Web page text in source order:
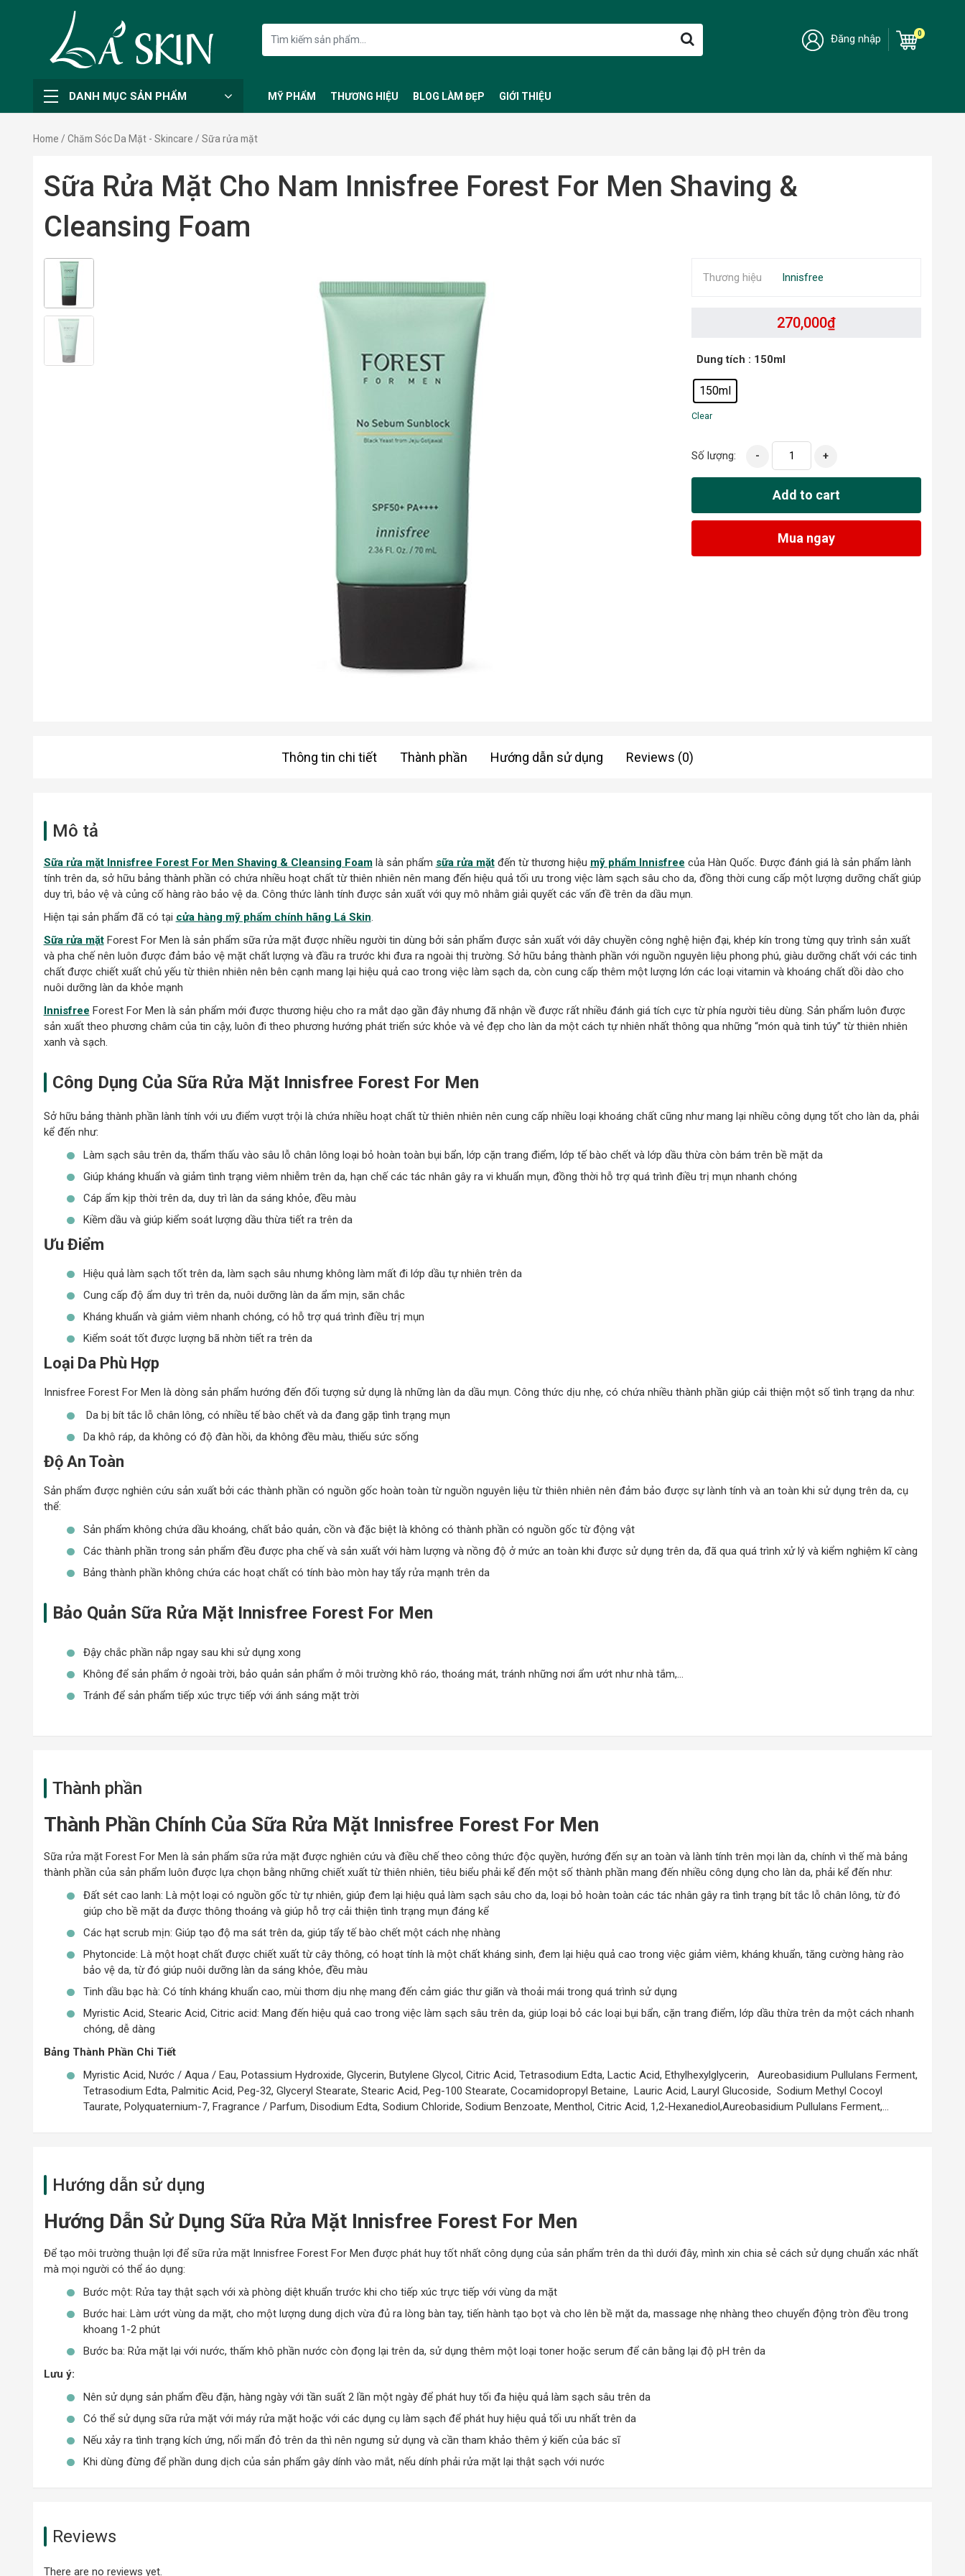
Đăng nhập 0
DANH MỤC SẢN PHẨM MỸ PHẨM THƯƠNG HIỆU BLOG LÀM ĐẸP GIỚI THIỆU
Home / Chăm Sóc Da Mặt - Skincare / Sữa rửa mặt
Sữa Rửa Mặt Cho Nam Innisfree Forest For Men Shaving &
Cleansing Foam
270,000₫
Dung tích : 150ml
150ml
Clear
Số lượng: - +
Add to cart
Mua ngay
Thương hiệu Innisfree
Thông tin chi tiết Thành phần Hướng dẫn sử dụng Reviews (0)
Mô tả
Sữa rửa mặt Innisfree Forest For Men Shaving & Cleansing Foamlà sản phẩm sữa rửa mặtđến từ thương hiệu mỹ phẩm Innisfree của Hàn Quốc. Được đánh giá là sản phẩm lành
tính trên da, sở hữu bảng thành phần có chứa nhiều hoạt chất từ thiên nhiên nên mang đến hiệu quả tối ưu trong việc làm sạch sâu cho da, đồng thời cung cấp một lượng dưỡng chất giúp
duy trì, bảo vệ và củng cố hàng rào bảo vệ da. Công thức lành tính được sản xuất với quy mô nhằm giải quyết các vấn đề trên da dầu mụn.
Hiện tại sản phẩm đã có tại cửa hàng mỹ phẩm chính hãng Lá Skin.
Sữa rửa mặtForest For Men là sản phẩm sữa rửa mặt được nhiều người tin dùng bởi sản phẩm được sản xuất với dây chuyền công nghệ hiện đại, khép kín trong từng quy trình sản xuất
và pha chế nên luôn được đảm bảo vệ mặt chất lượng và đầu ra trước khi đưa ra ngoài thị trường. Sở hữu bảng thành phần với nguồn nguyên liệu phong phú, giàu dưỡng chất với các tinh
chất được chiết xuất chủ yếu từ thiên nhiên nên bên cạnh mang lại hiệu quả cao trong việc làm sạch da, còn cung cấp thêm một lượng lớn các loại vitamin và khoáng chất dồi dào cho
nuôi dưỡng làn da khỏe mạnh
Innisfree Forest For Men là sản phẩm mới được thương hiệu cho ra mắt dạo gần đây nhưng đã nhận về được rất nhiều đánh giá tích cực từ phía người tiêu dùng. Sản phẩm luôn được
sản xuất theo phương châm của tin cậy, luôn đi theo phương hướng phát triển sức khỏe và vẻ đẹp cho làn da một cách tự nhiên nhất thông qua những “món quà tinh túy” từ thiên nhiên
xanh và sạch.
Công Dụng Của Sữa Rửa Mặt Innisfree Forest For Men
Sở hữu bảng thành phần lành tính với ưu điểm vượt trội là chứa nhiều hoạt chất từ thiên nhiên nên cung cấp nhiều loại khoáng chất cũng như mang lại nhiều công dụng tốt cho làn da, phải
kể đến như:
Làm sạch sâu trên da, thẩm thấu vào sâu lỗ chân lông loại bỏ hoàn toàn bụi bẩn, lớp cặn trang điểm, lớp tế bào chết và lớp dầu thừa còn bám trên bề mặt da
Giúp kháng khuẩn và giảm tình trạng viêm nhiễm trên da, hạn chế các tác nhân gây ra vi khuẩn mụn, đồng thời hỗ trợ quá trình điều trị mụn nhanh chóng
Cáp ẩm kịp thời trên da, duy trì làn da sáng khỏe, đều màu
Kiềm dầu và giúp kiểm soát lượng dầu thừa tiết ra trên da
Ưu Điểm
Hiệu quả làm sạch tốt trên da, làm sạch sâu nhưng không làm mất đi lớp dầu tự nhiên trên da
Cung cấp độ ẩm duy trì trên da, nuôi dưỡng làn da ẩm mịn, săn chắc
Kháng khuẩn và giảm viêm nhanh chóng, có hỗ trợ quá trình điều trị mụn
Kiểm soát tốt được lượng bã nhờn tiết ra trên da
Loại Da Phù Hợp
Innisfree Forest For Men là dòng sản phẩm hướng đến đối tượng sử dụng là những làn da dầu mụn. Công thức dịu nhẹ, có chứa nhiều thành phần giúp cải thiện một số tình trạng da như:
Da bị bít tắc lỗ chân lông, có nhiều tế bào chết và da đang gặp tình trạng mụn
Da khô ráp, da không có độ đàn hồi, da không đều màu, thiếu sức sống
Độ An Toàn
Sản phẩm được nghiên cứu sản xuất bởi các thành phần có nguồn gốc hoàn toàn từ nguồn nguyên liệu từ thiên nhiên nên đảm bảo được sự lành tính và an toàn khi sử dụng trên da, cụ
thể:
Sản phẩm không chứa dầu khoáng, chất bảo quản, cồn và đặc biệt là không có thành phần có nguồn gốc từ động vật
Các thành phần trong sản phẩm đều được pha chế và sản xuất với hàm lượng và nồng độ ở mức an toàn khi được sử dụng trên da, đã qua quá trình xử lý và kiểm nghiệm kĩ càng
Bảng thành phần không chứa các hoạt chất có tính bào mòn hay tẩy rửa mạnh trên da
Bảo Quản Sữa Rửa Mặt Innisfree Forest For Men
Đậy chắc phần nắp ngay sau khi sử dụng xong
Không để sản phẩm ở ngoài trời, bảo quản sản phẩm ở môi trường khô ráo, thoáng mát, tránh những nơi ẩm ướt như nhà tắm,…
Tránh để sản phẩm tiếp xúc trực tiếp với ánh sáng mặt trời
Thành phần
Thành Phần Chính Của Sữa Rửa Mặt Innisfree Forest For Men
Sữa rửa mặt Forest For Men là sản phẩm sữa rửa mặt được nghiên cứu và điều chế theo công thức độc quyền, hướng đến sự an toàn và lành tính trên mọi làn da, chính vì thế mà bảng
thành phần của sản phẩm luôn được lựa chọn bằng những chiết xuất từ thiên nhiên, tiêu biểu phải kể đến một số thành phần mang đến nhiều công dụng cho làn da, phải kể đến như:
Đất sét cao lanh: Là một loại có nguồn gốc từ tự nhiên, giúp đem lại hiệu quả làm sạch sâu cho da, loại bỏ hoàn toàn các tác nhân gây ra tình trạng bít tắc lỗ chân lông, từ đó
giúp cho bề mặt da được thông thoáng và giúp hỗ trợ cải thiện tình trạng mụn đáng kể
Các hạt scrub mịn: Giúp tạo độ ma sát trên da, giúp tẩy tế bào chết một cách nhẹ nhàng
Phytoncide: Là một hoạt chất được chiết xuất từ cây thông, có hoạt tính là một chất kháng sinh, đem lại hiệu quả cao trong việc giảm viêm, kháng khuẩn, tăng cường hàng rào
bảo vệ da, từ đó giúp nuôi dưỡng làn da sáng khỏe, đều màu
Tinh dầu bạc hà: Có tính kháng khuẩn cao, mùi thơm dịu nhẹ mang đến cảm giác thư giãn và thoải mái trong quá trình sử dụng
Myristic Acid, Stearic Acid, Citric acid: Mang đến hiệu quả cao trong việc làm sạch sâu trên da, giúp loại bỏ các loại bụi bẩn, cặn trang điểm, lớp dầu thừa trên da một cách nhanh
chóng, dễ dàng
Bảng Thành Phần Chi Tiết
Myristic Acid, Nước / Aqua / Eau, Potassium Hydroxide, Glycerin, Butylene Glycol, Citric Acid, Tetrasodium Edta, Lactic Acid, Ethylhexylglycerin, Aureobasidium Pullulans Ferment,
Tetrasodium Edta, Palmitic Acid, Peg-32, Glyceryl Stearate, Stearic Acid, Peg-100 Stearate, Cocamidopropyl Betaine, Lauric Acid, Lauryl Glucoside, Sodium Methyl Cocoyl
Taurate, Polyquaternium-7, Fragrance / Parfum, Disodium Edta, Sodium Chloride, Sodium Benzoate, Menthol, Citric Acid, 1,2-Hexanediol,Aureobasidium Pullulans Ferment,…
Hướng dẫn sử dụng
Hướng Dẫn Sử Dụng Sữa Rửa Mặt Innisfree Forest For Men
Để tạo môi trường thuận lợi để sữa rửa mặt Innisfree Forest For Men được phát huy tốt nhất công dụng của sản phẩm trên da thì dưới đây, mình xin chia sẻ cách sử dụng chuẩn xác nhất
mà mọi người có thể áo dụng:
Bước một: Rửa tay thật sạch với xà phòng diệt khuẩn trước khi cho tiếp xúc trực tiếp với vùng da mặt
Bước hai: Làm ướt vùng da mặt, cho một lượng dung dịch vừa đủ ra lòng bàn tay, tiến hành tạo bọt và cho lên bề mặt da, massage nhẹ nhàng theo chuyển động tròn đều trong
khoang 1-2 phút
Bước ba: Rửa mặt lại với nước, thấm khô phần nước còn đọng lại trên da, sử dụng thêm một loại toner hoặc serum để cân bằng lại độ pH trên da
Lưu ý:
Nên sử dụng sản phẩm đều đặn, hàng ngày với tần suất 2 lần một ngày để phát huy tối đa hiệu quả làm sạch sâu trên da
Có thể sử dụng sữa rửa mặt với máy rửa mặt hoặc với các dụng cụ làm sạch để phát huy hiệu quả tối ưu nhất trên da
Nếu xảy ra tình trạng kích ứng, nổi mẩn đỏ trên da thì nên ngưng sử dụng và cần tham khảo thêm ý kiến của bác sĩ
Khi dùng đừng để phần dung dịch của sản phẩm gây dính vào mắt, nếu dính phải rửa mặt lại thật sạch với nước
Reviews
There are no reviews yet.